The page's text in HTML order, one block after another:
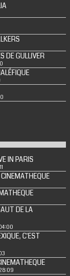
DE GULLIVER
IN PARIS
DE LA
C'EST